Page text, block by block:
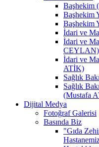
Başhekim
Başhekim
Başhekim
İdari ve
İdari ve
CEYLAN)
İdari ve
ATİK)
Sağlık
Sağlık
(Mustafa
Dijital Medya
Fotoğraf Galerisi
Basında Biz
"Gıda